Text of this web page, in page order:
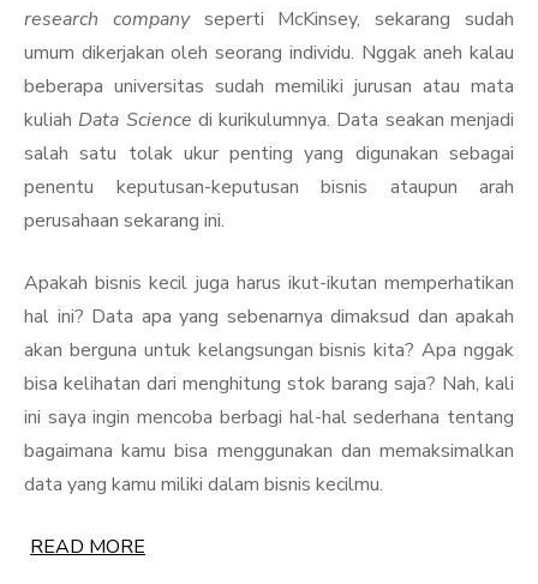
research companyseperti McKinsey, sekarang sudah
umum dikerjakan oleh seorang individu. Nggak aneh kalau
beberapa universitas sudah memiliki jurusan atau mata
kuliah Data Science di kurikulumnya. Data seakan menjadi
salah satu tolak ukur penting yang digunakan sebagai
penentu keputusan-keputusan bisnis ataupun arah
perusahaan sekarang ini.
Apakah bisnis kecil juga harus ikut-ikutan memperhatikan
hal ini? Data apa yang sebenarnya dimaksud dan apakah
akan berguna untuk kelangsungan bisnis kita? Apa nggak
bisa kelihatan dari menghitung stok barang saja? Nah, kali
ini saya ingin mencoba berbagi hal-hal sederhana tentang
bagaimana kamu bisa menggunakan dan memaksimalkan
data yang kamu miliki dalam bisnis kecilmu.
READ MORE